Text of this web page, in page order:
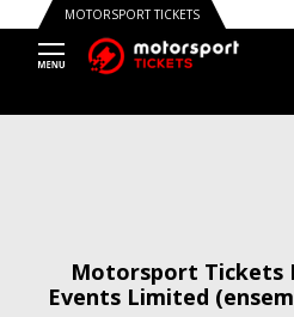
MOTORSPORT TICKETS
Motorsport Tickets
Events Limited